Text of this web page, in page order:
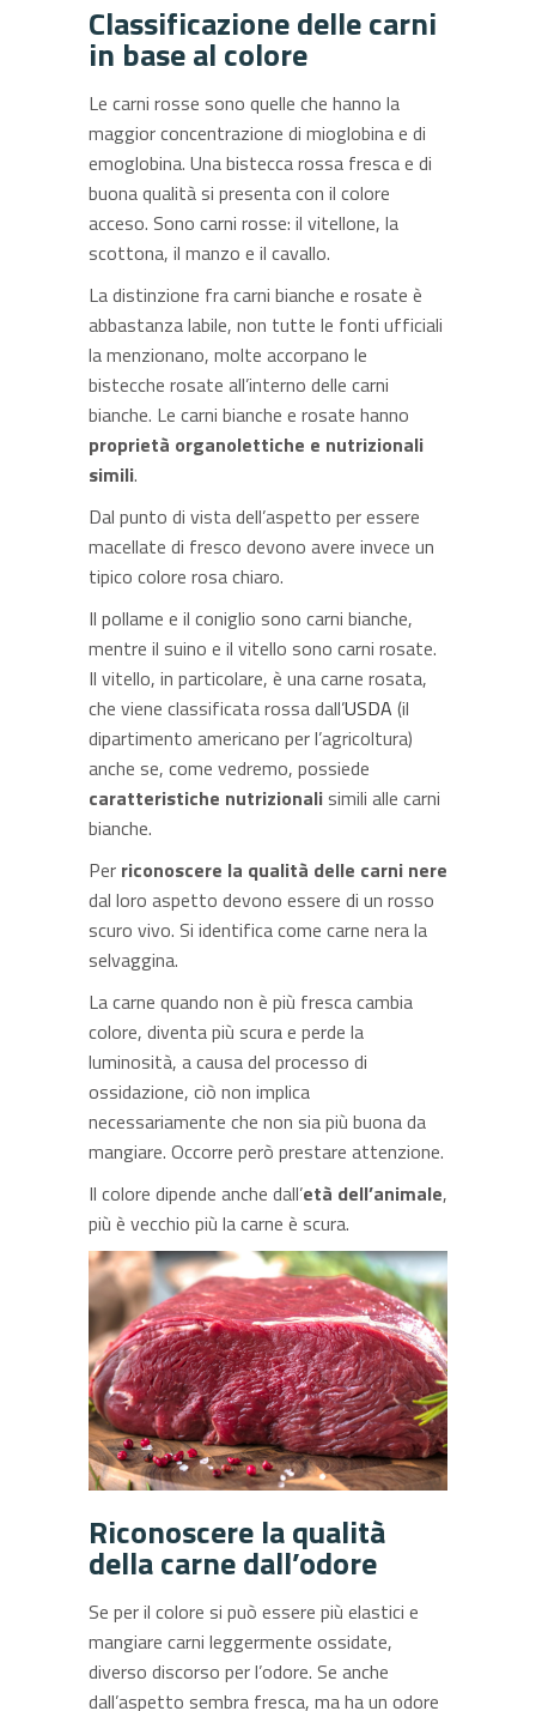
Classificazione delle carni
in base al colore
Le carni rosse sono quelle che hanno la
maggior concentrazione di mioglobina e di
emoglobina. Una bistecca rossa fresca e di
buona qualità si presenta con il colore
acceso. Sono carni rosse: il vitellone, la
scottona, il manzo e il cavallo.
La distinzione fra carni bianche e rosate è
abbastanza labile, non tutte le fonti ufficiali
la menzionano, molte accorpano le
bistecche rosate all’interno delle carni
bianche. Le carni bianche e rosate hanno
proprietà organolettiche e nutrizionali
simili.
Dal punto di vista dell’aspetto per essere
macellate di fresco devono avere invece un
tipico colore rosa chiaro.
Il pollame e il coniglio sono carni bianche,
mentre il suino e il vitello sono carni rosate.
Il vitello, in particolare, è una carne rosata,
che viene classificata rossa dall’USDA (il
dipartimento americano per l’agricoltura)
anche se, come vedremo, possiede
caratteristiche nutrizionalisimili alle carni
bianche.
Per riconoscere la qualità delle carni nere
dal loro aspetto devono essere di un rosso
scuro vivo. Si identifica come carne nera la
selvaggina.
La carne quando non è più fresca cambia
colore, diventa più scura e perde la
luminosità, a causa del processo di
ossidazione, ciò non implica
necessariamente che non sia più buona da
mangiare. Occorre però prestare attenzione.
Il colore dipende anche dall’età dell’animale,
più è vecchio più la carne è scura.
Riconoscere la qualità
della carne dall’odore
Se per il colore si può essere più elastici e
mangiare carni leggermente ossidate,
diverso discorso per l’odore. Se anche
dall’aspetto sembra fresca, ma ha un odore